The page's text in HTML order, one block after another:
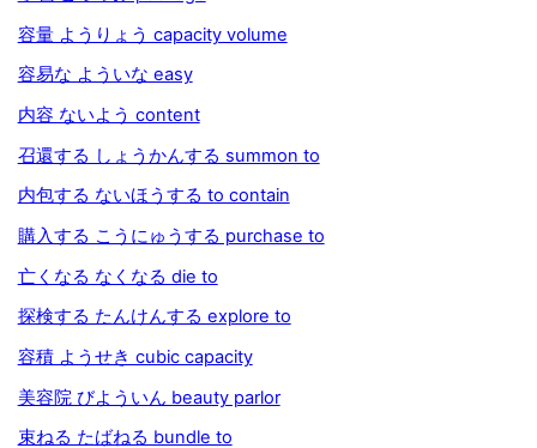
容量 ようりょう capacity volume
容易な よういな easy
内容 ないよう content
召還する しょうかんする summon to
内包する ないほうする to contain
購入する こうにゅうする purchase to
亡くなる なくなる die to
探検する たんけんする explore to
容積 ようせき cubic capacity
美容院 びよういん beauty parlor
束ねる たばねる bundle to